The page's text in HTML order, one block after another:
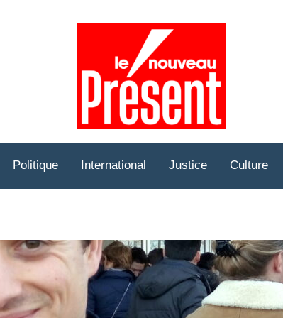
Politique International Justice Culture